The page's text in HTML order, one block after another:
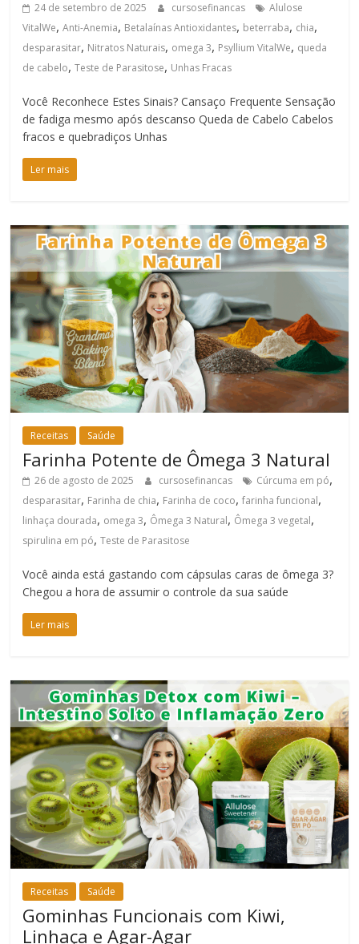
24 de setembro de 2025 cursosefinancas
Alulose
VitalWe,Anti-Anemia, Betalaínas Antioxidantes, beterraba, chia,
desparasitar, Nitratos Naturais, omega 3, Psyllium VitalWe, queda
de cabelo,Teste de Parasitose, Unhas Fracas
Você Reconhece Estes Sinais? Cansaço Frequente Sensação
de fadiga mesmo após descanso Queda de Cabelo Cabelos
fracos e quebradiços Unhas
Ler mais
Receitas Saúde
Farinha Potente de Ômega 3 Natural
26 de agosto de 2025 cursosefinancas Cúrcuma em pó,
desparasitar, Farinha de chia, Farinha de coco,farinha funcional,
linhaça dourada, omega 3, Ômega 3 Natural, Ômega 3 vegetal,
spirulina em pó,Teste de Parasitose
Você ainda está gastando com cápsulas caras de ômega 3?
Chegou a hora de assumir o controle da sua saúde
Ler mais
Receitas Saúde
Gominhas Funcionais com Kiwi,
Linhaça e Agar-Agar